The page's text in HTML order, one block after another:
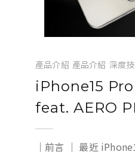
產品介紹 產品介紹 深度
iPhone15
feat. AERO
｜前言 ｜ 最近 iPhone15 Pro 的聲量可說是